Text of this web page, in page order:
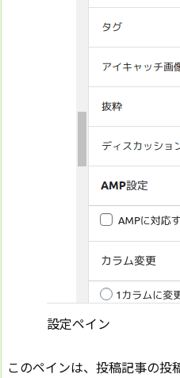
設定ペイン
このペインは、投稿記事の投